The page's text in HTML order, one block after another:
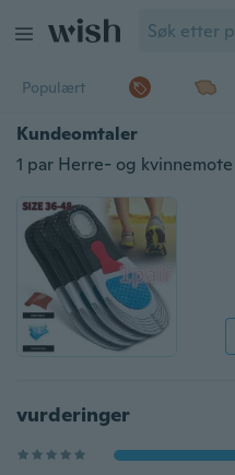
Populært
Kundeomtaler
vurderinger